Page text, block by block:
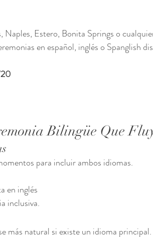
Naples, Estero, Bonita Springs o
en español, inglés o Spanglish
Bilingüe Que
para incluir ambos idiomas.
en inglés
inclusiva.
más natural si existe un idioma principal.